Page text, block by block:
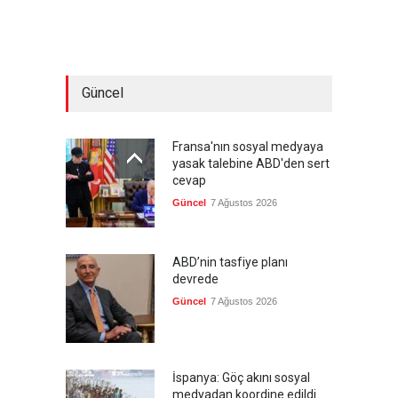
Güncel
Fransa'nın sosyal medyaya
yasak talebine ABD'den sert
cevap
Güncel 7 Ağustos 2026
ABD’nin tasfiye planı
devrede
Güncel 7 Ağustos 2026
İspanya: Göç akını sosyal
medyadan koordine edildi